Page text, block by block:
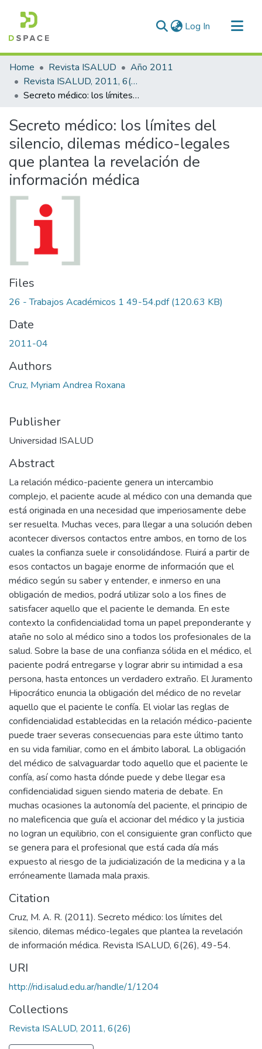
Log In (current)
Communities & Collections
All of DSpace
Statistics
Home Revista ISALUD
Año 2011
Revista ISALUD, 2011, 6(26)
Secreto médico: los límites del silencio, dilemas médico-legales que plantea la revelación de información médica
Secreto médico: los límites del
silencio, dilemas médico-legales
que plantea la revelación de
información médica
Files
26 - Trabajos Académicos 1 49-54.pdf(120.63 KB)
Date
2011-04
Authors
Cruz, Myriam Andrea Roxana
Publisher
Universidad ISALUD
Abstract
La relación médico-paciente genera un intercambio
complejo, el paciente acude al médico con una demanda que
está originada en una necesidad que imperiosamente debe
ser resuelta. Muchas veces, para llegar a una solución deben
acontecer diversos contactos entre ambos, en torno de los
cuales la confianza suele ir consolidándose. Fluirá a partir de
esos contactos un bagaje enorme de información que el
médico según su saber y entender, e inmerso en una
obligación de medios, podrá utilizar solo a los fines de
satisfacer aquello que el paciente le demanda. En este
contexto la confidencialidad toma un papel preponderante y
atañe no solo al médico sino a todos los profesionales de la
salud. Sobre la base de una confianza sólida en el médico, el
paciente podrá entregarse y lograr abrir su intimidad a esa
persona, hasta entonces un verdadero extraño. El Juramento
Hipocrático enuncia la obligación del médico de no revelar
aquello que el paciente le confía. El violar las reglas de
confidencialidad establecidas en la relación médico-paciente
puede traer severas consecuencias para este último tanto
en su vida familiar, como en el ámbito laboral. La obligación
del médico de salvaguardar todo aquello que el paciente le
confía, así como hasta dónde puede y debe llegar esa
confidencialidad siguen siendo materia de debate. En
muchas ocasiones la autonomía del paciente, el principio de
no maleficencia que guía el accionar del médico y la justicia
no logran un equilibrio, con el consiguiente gran conflicto que
se genera para el profesional que está cada día más
expuesto al riesgo de la judicialización de la medicina y a la
erróneamente llamada mala praxis.
Citation
Cruz, M. A. R. (2011). Secreto médico: los límites del
silencio, dilemas médico-legales que plantea la revelación
de información médica. Revista ISALUD, 6(26), 49-54.
URI
http://rid.isalud.edu.ar/handle/1/1204
Collections
Revista ISALUD, 2011, 6(26)